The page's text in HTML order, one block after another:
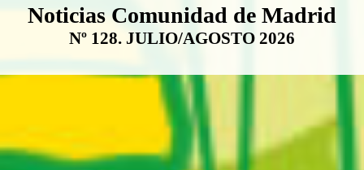
Boletín Noticias Comunidad de
Noticias Comunidad de Madrid
Nº 128. JULIO/AGOSTO 2026